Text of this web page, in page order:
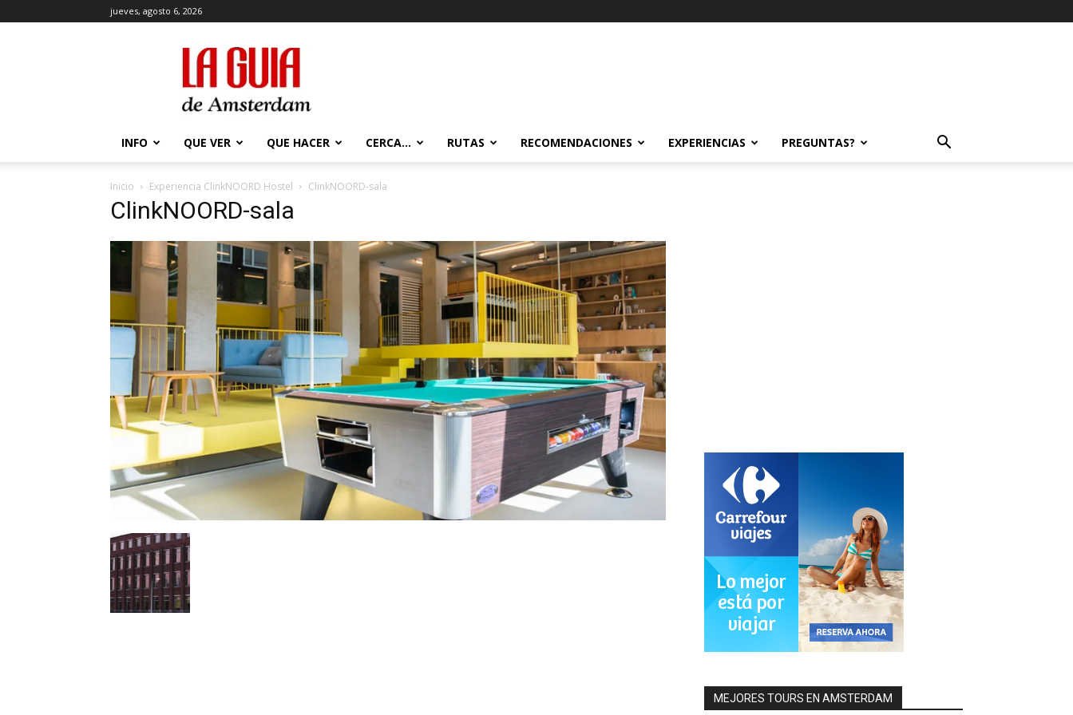
jueves, agosto 6, 2026
La
Guía
de
Amsterdam
INFO QUE VER QUE HACER CERCA… RUTAS RECOMENDACIONES EXPERIENCIAS PREGUNTAS?
Inicio Experiencia ClinkNOORD Hostel ClinkNOORD-sala
ClinkNOORD-sala
MEJORES TOURS EN AMSTERDAM